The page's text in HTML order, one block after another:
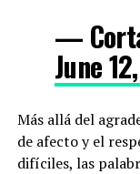
—
June
Más allá del
de afecto y el
difíciles, las